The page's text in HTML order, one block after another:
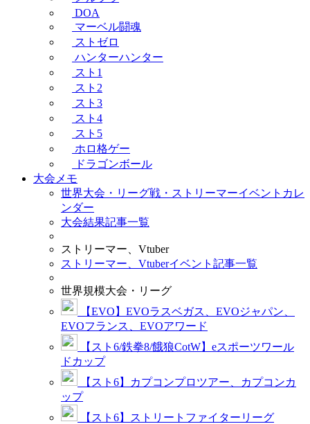
DOA
マーベル闘魂
ストゼロ
ハンターハンター
スト1
スト2
スト3
スト4
スト5
ホロ格ゲー
ドラゴンボール
大会メモ
世界大会・リーグ戦・ストリーマーイベントカレ
ンダー
大会結果記事一覧
ストリーマー、Vtuber
ストリーマー、Vtuberイベント記事一覧
世界規模大会・リーグ
【EVO】EVOラスベガス、EVOジャパン、
EVOフランス、EVOアワード
【スト6/鉄拳8/餓狼CotW】eスポーツワール
ドカップ
【スト6】カプコンプロツアー、カプコンカ
ップ
【スト6】ストリートファイターリーグ